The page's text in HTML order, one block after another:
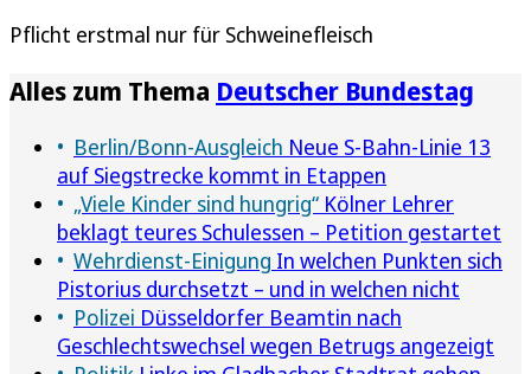
Pflicht erstmal nur für Schweinefleisch
Alles zum Thema Deutscher Bundestag
Berlin/Bonn-Ausgleich Neue S-Bahn-Linie 13
auf Siegstrecke kommt in Etappen
„Viele Kinder sind hungrig“ Kölner Lehrer
beklagt teures Schulessen – Petition gestartet
Wehrdienst-Einigung In welchen Punkten sich
Pistorius durchsetzt – und in welchen nicht
Polizei Düsseldorfer Beamtin nach
Geschlechtswechsel wegen Betrugs angezeigt